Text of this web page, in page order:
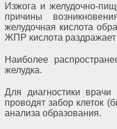
Изжога и желудочно-
причины
желудочная кислота
ЖПР кислота
Наиболее
желудка.
Для диагностики врачи
проводят забор клеток
анализа образования.